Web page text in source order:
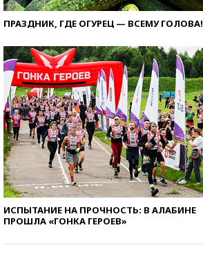
ПРАЗДНИК, ГДЕ ОГУРЕЦ — ВСЕМУ ГОЛОВА!
ИСПЫТАНИЕ НА ПРОЧНОСТЬ: В АЛАБИНЕ
ПРОШЛА «ГОНКА ГЕРОЕВ»